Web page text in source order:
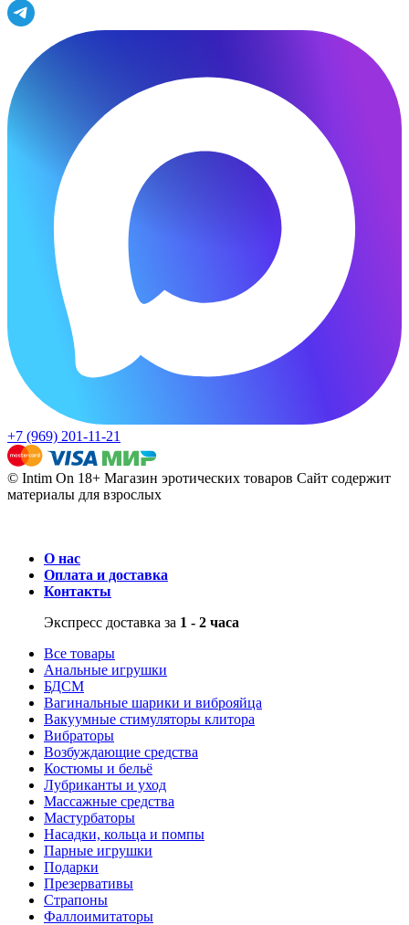
+7 (969) 201-11-21
© Intim On 18+ Магазин эротических товаров Сайт содержит
материалы для взрослых
О нас
Оплата и доставка
Контакты
Экспресс доставка за 1 - 2 часа
Все товары
Анальные игрушки
БДСМ
Вагинальные шарики и виброяйца
Вакуумные стимуляторы клитора
Вибраторы
Возбуждающие средства
Костюмы и бельё
Лубриканты и уход
Массажные средства
Мастурбаторы
Насадки, кольца и помпы
Парные игрушки
Подарки
Презервативы
Страпоны
Фаллоимитаторы